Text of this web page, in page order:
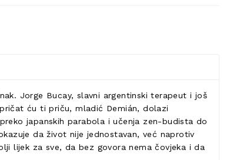
Jorge Bucay, slavni argentinski terapeut i još
ću ti priču, mladić Demián, dolazi
japanskih parabola i učenja zen-budista do
da život nije jednostavan, već naprotiv
lijek za sve, da bez govora nema čovjeka i da